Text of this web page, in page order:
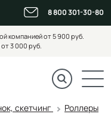
8 800 301-30-80
компанией от 5 900 руб.
3 000 руб.
скетчинг Роллеры